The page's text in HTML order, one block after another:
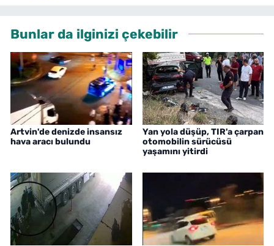
Bunlar da ilginizi çekebilir
Artvin'de denizde insansız
hava aracı bulundu
Yan yola düşüp, TIR'a çarpan
otomobilin sürücüsü
yaşamını yitirdi